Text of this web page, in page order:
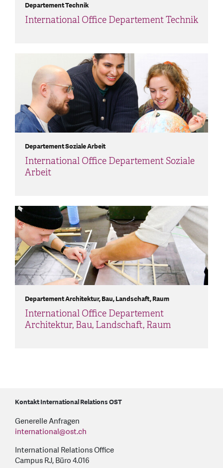
International Office Departement Technik
Departement Technik
International Office Departement Soziale
Arbeit
Departement Soziale Arbeit
International Office Departement
Architektur, Bau, Landschaft, Raum
Departement Architektur, Bau, Landschaft, Raum
Kontakt International Relations OST
Generelle Anfragen
international@ost.ch
International Relations Office
Campus RJ, Büro 4.016